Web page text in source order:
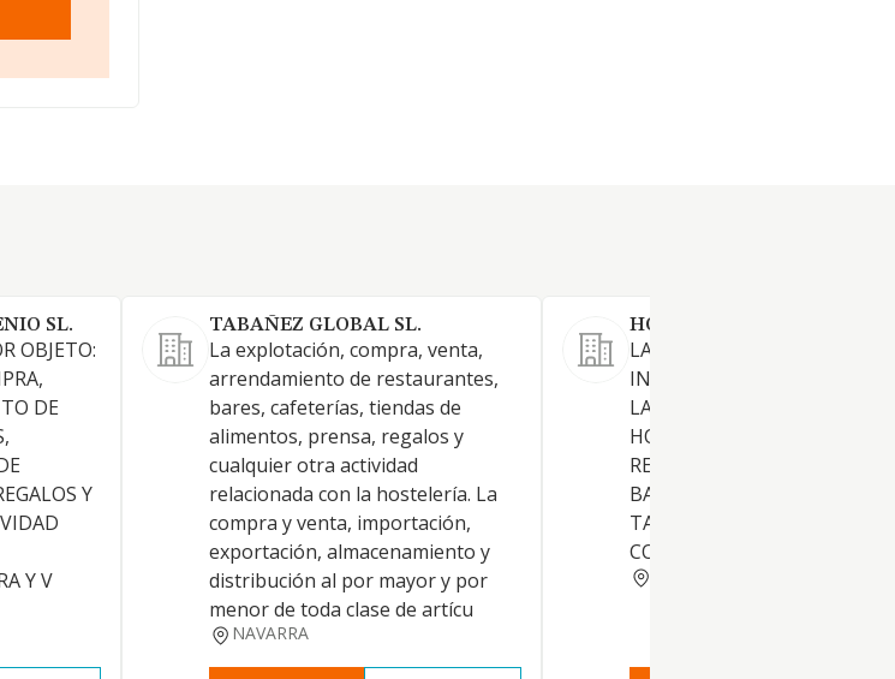
SL.
OBJETO:
DE
Y
Y V
TABAÑEZ GLOBAL SL.
La explotación, compra, venta,
arrendamiento de restaurantes,
bares, cafeterías, tiendas de
alimentos, prensa, regalos y
cualquier otra actividad
relacionada con la hostelería. La
compra y venta, importación,
exportación, almacenamiento y
distribución al por mayor y por
menor de toda clase de artícu
NAVARRA
HOSTELERA ROSER S.L.
LA ACTIVIDADES PROPIAS
INDUSTRIA DE HOSTELERIA
LA EXPLOTACION DE
HOSTALES, FONDAS,
RESTAURANTES,
BARES, DISCOTECAS Y
TANTO EN LOCALES
COMO AJENOS. LAS